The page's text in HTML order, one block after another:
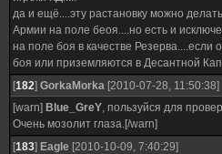
да и ещё....эту растановку можно
Армии на поле беоя....но есть и
на поле боя в качестве Резерва....если
боя или приземляются в Десантной
[182] GorkaMorka [2010-07-28, 11:50:38]
[warn] Blue_GreY, пользуйся для
Очень мозолит глаза.[/warn]
[183] Eagle [2010-10-09, 7:40:29]